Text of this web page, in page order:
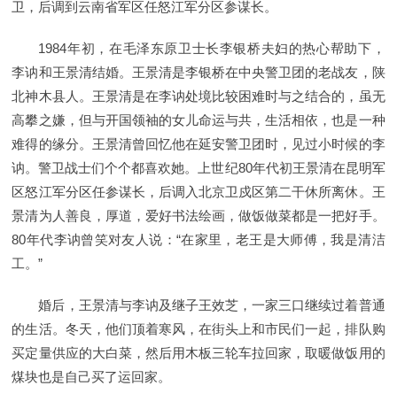
卫，后调到云南省军区任怒江军分区参谋长。
1984年初，在毛泽东原卫士长李银桥夫妇的热心帮助下，
李讷和王景清结婚。王景清是李银桥在中央警卫团的老战友，陕
北神木县人。王景清是在李讷处境比较困难时与之结合的，虽无
高攀之嫌，但与开国领袖的女儿命运与共，生活相依，也是一种
难得的缘分。王景清曾回忆他在延安警卫团时，见过小时候的李
讷。警卫战士们个个都喜欢她。上世纪80年代初王景清在昆明军
区怒江军分区任参谋长，后调入北京卫戍区第二干休所离休。王
景清为人善良，厚道，爱好书法绘画，做饭做菜都是一把好手。
80年代李讷曾笑对友人说：“在家里，老王是大师傅，我是清洁
工。”
婚后，王景清与李讷及继子王效芝，一家三口继续过着普通
的生活。冬天，他们顶着寒风，在街头上和市民们一起，排队购
买定量供应的大白菜，然后用木板三轮车拉回家，取暖做饭用的
煤块也是自己买了运回家。